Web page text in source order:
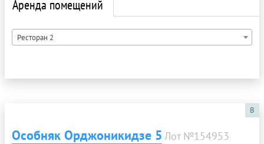
Аренда помещений
Ресторан 2
B
Особняк Орджоникидзе 5 Лот №154953